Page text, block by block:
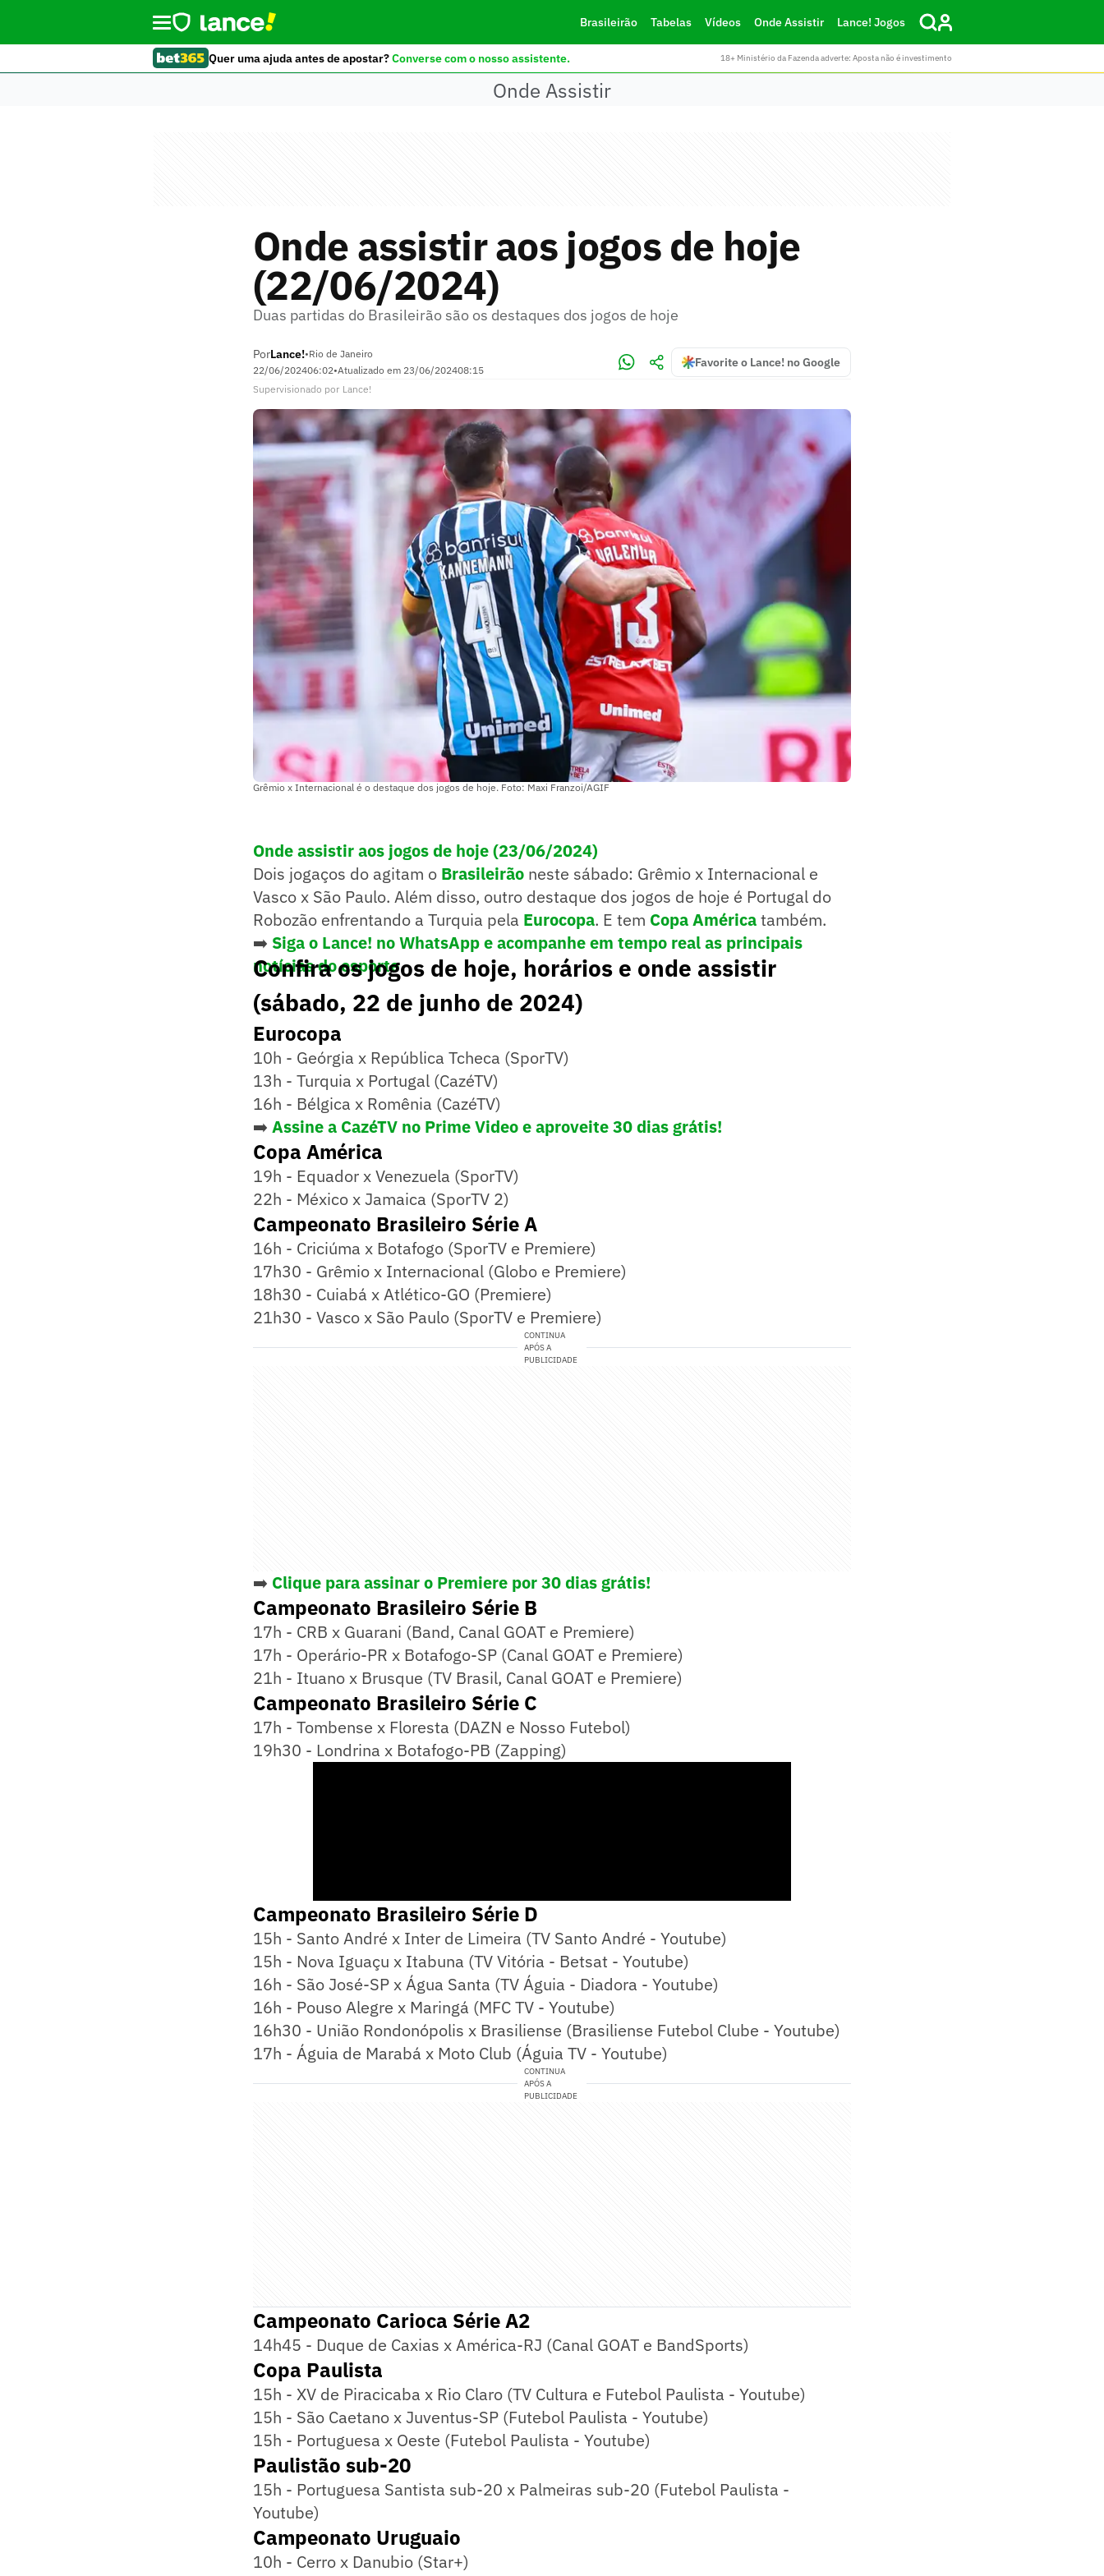
Brasileirão Tabelas Vídeos Onde Assistir Lance! Jogos
Quer uma ajuda antes de apostar?Converse com o nosso assistente. 18+ Ministério da Fazenda adverte: Aposta não é investimento
Onde Assistir
Onde assistir aos jogos de hoje
(22/06/2024)
Duas partidas do Brasileirão são os destaques dos jogos de hoje
PorLance!•Rio de Janeiro
22/06/202406:02•Atualizado em 23/06/202408:15
Favorite o Lance! no Google
Supervisionado por Lance!
Grêmio x Internacional é o destaque dos jogos de hoje. Foto: Maxi Franzoi/AGIF
Onde assistir aos jogos de hoje (23/06/2024)
Dois jogaços do agitam o Brasileirão neste sábado: Grêmio x Internacional e
Vasco x São Paulo. Além disso, outro destaque dos jogos de hoje é Portugal do
Robozão enfrentando a Turquia pela Eurocopa. E tem Copa Américatambém.
➡️ Siga o Lance! no WhatsApp e acompanhe em tempo real as principais
notícias do esporte
Confira os jogos de hoje, horários e onde assistir
(sábado, 22 de junho de 2024)
Eurocopa
10h - Geórgia x República Tcheca (SporTV)
13h - Turquia x Portugal (CazéTV)
16h - Bélgica x Romênia (CazéTV)
➡️ Assine a CazéTV no Prime Video e aproveite 30 dias grátis!
Copa América
19h - Equador x Venezuela (SporTV)
22h - México x Jamaica (SporTV 2)
Campeonato Brasileiro Série A
16h - Criciúma x Botafogo (SporTV e Premiere)
17h30 - Grêmio x Internacional (Globo e Premiere)
18h30 - Cuiabá x Atlético-GO (Premiere)
21h30 - Vasco x São Paulo (SporTV e Premiere)
CONTINUA
APÓS A
PUBLICIDADE
➡️ Clique para assinar o Premiere por 30 dias grátis!
Campeonato Brasileiro Série B
17h - CRB x Guarani (Band, Canal GOAT e Premiere)
17h - Operário-PR x Botafogo-SP (Canal GOAT e Premiere)
21h - Ituano x Brusque (TV Brasil, Canal GOAT e Premiere)
Campeonato Brasileiro Série C
17h - Tombense x Floresta (DAZN e Nosso Futebol)
19h30 - Londrina x Botafogo-PB (Zapping)
Campeonato Brasileiro Série D
15h - Santo André x Inter de Limeira (TV Santo André - Youtube)
15h - Nova Iguaçu x Itabuna (TV Vitória - Betsat - Youtube)
16h - São José-SP x Água Santa (TV Águia - Diadora - Youtube)
16h - Pouso Alegre x Maringá (MFC TV - Youtube)
16h30 - União Rondonópolis x Brasiliense (Brasiliense Futebol Clube - Youtube)
17h - Águia de Marabá x Moto Club (Águia TV - Youtube)
CONTINUA
APÓS A
PUBLICIDADE
Campeonato Carioca Série A2
14h45 - Duque de Caxias x América-RJ (Canal GOAT e BandSports)
Copa Paulista
15h - XV de Piracicaba x Rio Claro (TV Cultura e Futebol Paulista - Youtube)
15h - São Caetano x Juventus-SP (Futebol Paulista - Youtube)
15h - Portuguesa x Oeste (Futebol Paulista - Youtube)
Paulistão sub-20
15h - Portuguesa Santista sub-20 x Palmeiras sub-20 (Futebol Paulista -
Youtube)
Campeonato Uruguaio
10h - Cerro x Danubio (Star+)